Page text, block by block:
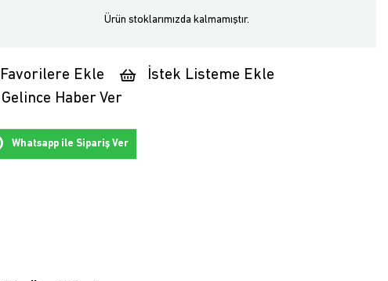
Ürün stoklarımızda kalmamıştır.
Favorilere Ekle
İstek Listeme Ekle
Gelince Haber Ver
Whatsapp ile Sipariş Ver